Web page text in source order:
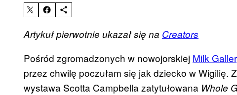
Artykuł pierwotnie ukazał się na Creators
Pośród zgromadzonych w nowojorskiej Milk
przez chwilę poczułam się jak dziecko w Wigilię.
wystawa Scotta Campbella zatytułowana Whole